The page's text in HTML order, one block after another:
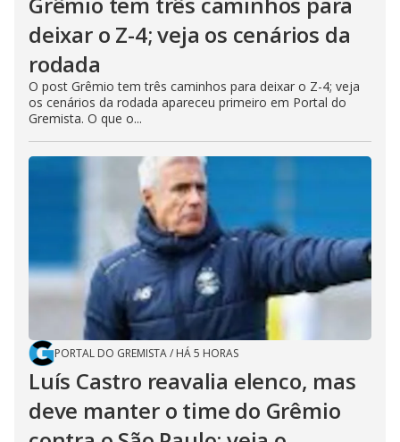
deixar o Z-4; veja os cenários da
rodada
O post Grêmio tem três caminhos para deixar o Z-4; veja
os cenários da rodada apareceu primeiro em Portal do
Gremista. O que o...
PORTAL DO GREMISTA/ HÁ 5 HORAS
Luís Castro reavalia elenco, mas
deve manter o time do Grêmio